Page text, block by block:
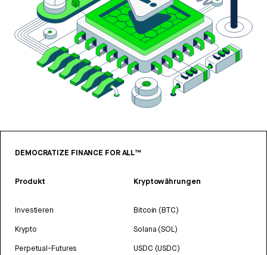
DEMOCRATIZE FINANCE FOR ALL™
Produkt
Investieren
Krypto
Perpetual-Futures
Kryptowährungen
Bitcoin (BTC)
Solana (SOL)
USDC (USDC)